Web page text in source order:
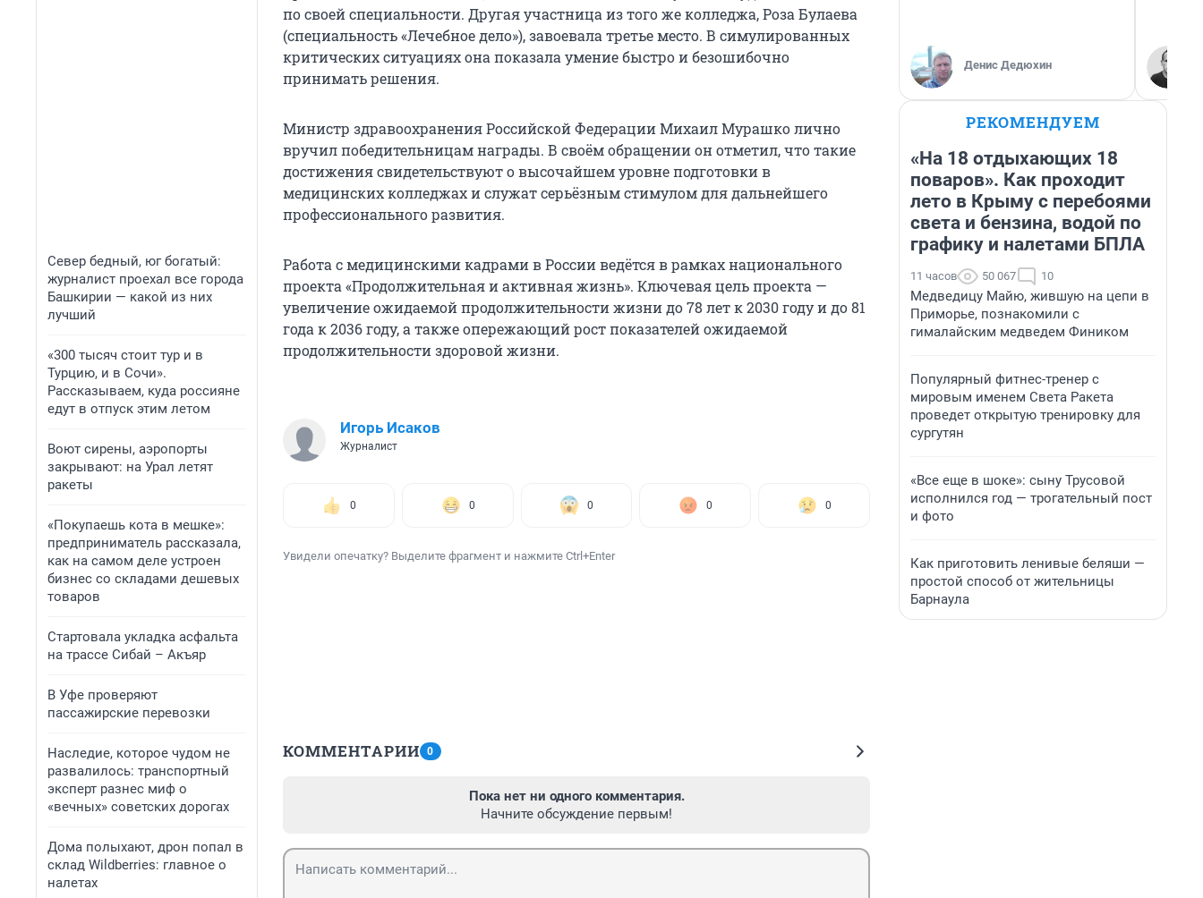
Север бедный, юг богатый:
журналист проехал все города
Башкирии — какой из них
лучший
«300 тысяч стоит тур и в
Турцию, и в Сочи».
Рассказываем, куда россияне
едут в отпуск этим летом
Воют сирены, аэропорты
закрывают: на Урал летят
ракеты
«Покупаешь кота в мешке»:
предприниматель рассказала,
как на самом деле устроен
бизнес со складами дешевых
товаров
Стартовала укладка асфальта
на трассе Сибай – Акъяр
В Уфе проверяют
пассажирские перевозки
Наследие, которое чудом не
развалилось: транспортный
эксперт разнес миф о
«вечных» советских дорогах
Дома полыхают, дрон попал в
склад Wildberries: главное о
налетах
по своей специальности. Другая участница из того же колледжа, Роза Булаева
(специальность «Лечебное дело»), завоевала третье место. В симулированных
критических ситуациях она показала умение быстро и безошибочно
принимать решения.
Министр здравоохранения Российской Федерации Михаил Мурашко лично
вручил победительницам награды. В своём обращении он отметил, что такие
достижения свидетельствуют о высочайшем уровне подготовки в
медицинских колледжах и служат серьёзным стимулом для дальнейшего
профессионального развития.
Работа с медицинскими кадрами в России ведётся в рамках национального
проекта «Продолжительная и активная жизнь». Ключевая цель проекта —
увеличение ожидаемой продолжительности жизни до 78 лет к 2030 году и до 81
года к 2036 году, а также опережающий рост показателей ожидаемой
продолжительности здоровой жизни.
Игорь Исаков
Журналист
0 0 0 0 0
Увидели опечатку? Выделите фрагмент и нажмите Ctrl+Enter
КОММЕНТАРИИ 0
Пока нет ни одного комментария.
Начните обсуждение первым!
Денис Дедюхин
РЕКОМЕНДУЕМ
«На 18 отдыхающих 18
поваров». Как проходит
лето в Крыму с перебоями
света и бензина, водой по
графику и налетами БПЛА
11 часов 50 067 10
Медведицу Майю, жившую на цепи в
Приморье, познакомили с
гималайским медведем Фиником
Популярный фитнес-тренер с
мировым именем Света Ракета
проведет открытую тренировку для
сургутян
«Все еще в шоке»: сыну Трусовой
исполнился год — трогательный пост
и фото
Как приготовить ленивые беляши —
простой способ от жительницы
Барнаула